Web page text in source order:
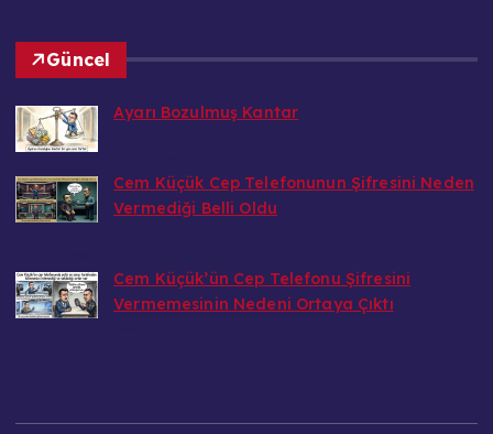
Güncel
Ayarı Bozulmuş Kantar
Cem Küçük Cep Telefonunun Şifresini Neden
Vermediği Belli Oldu
Cem Küçük’ün Cep Telefonu Şifresini
Vermemesinin Nedeni Ortaya Çıktı